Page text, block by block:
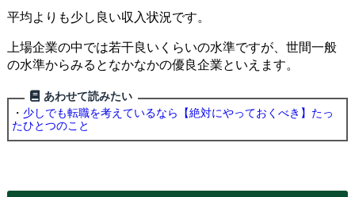
平均よりも少し良い収入状況です。
上場企業の中では若干良いくらいの水準ですが、世間一般
の水準からみるとなかなかの優良企業といえます。
あわせて読みたい
・ 少しでも転職を考えているなら【絶対にやっておくべき】たっ
たひとつのこと